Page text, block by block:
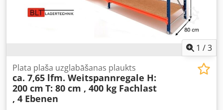
var pieprasīt PVN atmaksu - Muitas nodokļi un nodevas
importēšanas gadījumā sedz pircējs
1 /3
Plata plaša uzglabāšanas plaukts
ca. 7,65 lfm. Weitspannregale H:
200 cm T: 80 cm , 400 kg Fachlast
, 4 Ebenen